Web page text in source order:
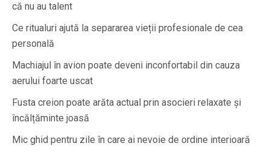
că nu au talent
Ce ritualuri ajută la separarea vieții profesionale de cea
personală
Machiajul în avion poate deveni inconfortabil din cauza
aerului foarte uscat
Fusta creion poate arăta actual prin asocieri relaxate și
încălțăminte joasă
Mic ghid pentru zile în care ai nevoie de ordine interioară